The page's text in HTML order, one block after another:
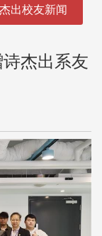
杰出校友新闻
杰出系友